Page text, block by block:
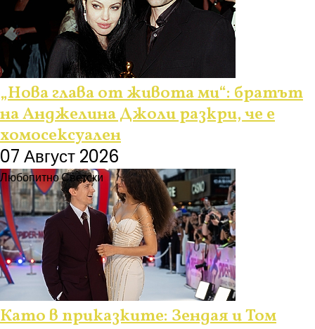
„Нова глава от живота ми“: братът
на Анджелина Джоли разкри, че е
хомосексуален
07 Август 2026
ЛюбопитноСветски
Като в приказките: Зендая и Том